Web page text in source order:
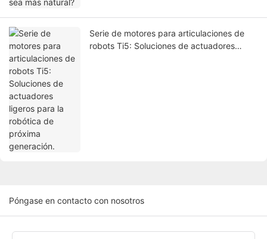
Serie de motores para articulaciones de
robots Ti5: Soluciones de actuadores
Póngase en contacto con nosotros